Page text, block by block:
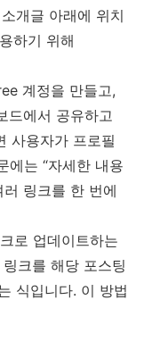
개글 아래에 위치
하기 위해
계정을 만들고,
드에서 공유하고
사용자가 프로필
에는 “자세한 내용
링크를 한 번에
로 업데이트하는
크를 해당 포스팅
식입니다. 이 방법